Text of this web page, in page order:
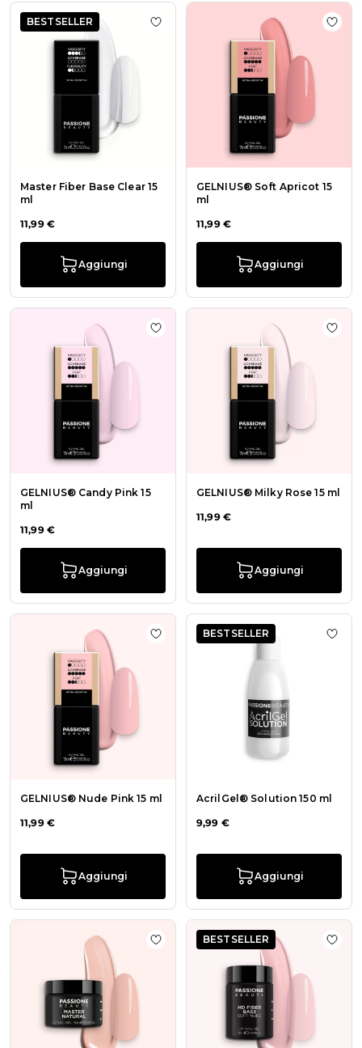
La navigazione tra gli elementi del carosello è possibile
Premi per saltare il carosello
BESTSELLER
Master Fiber Base Clear 15
ml
11,99 €
Aggiungi
Aggiungi alla wishlist Master Fiber
GELNIUS® Soft Apricot 15
ml
11,99 €
Aggiungi
GELNIUS® Candy Pink 15
ml
11,99 €
Aggiungi
Aggiungi alla wishlist GELNIUS®
GELNIUS® Milky Rose 15 ml
11,99 €
Aggiungi
GELNIUS® Nude Pink 15 ml
11,99 €
Aggiungi
Aggiungi alla wishlist GELNIUS®
BESTSELLER
AcrilGel® Solution 150 ml
9,99 €
Aggiungi
Aggiungi alla wishlist Master
BESTSELLER